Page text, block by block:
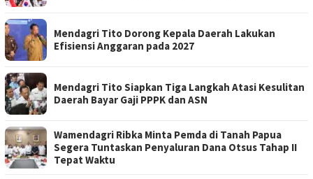
Mendagri Tito Dorong Kepala Daerah Lakukan
Efisiensi Anggaran pada 2027
Mendagri Tito Siapkan Tiga Langkah Atasi Kesulitan
Daerah Bayar Gaji PPPK dan ASN
Wamendagri Ribka Minta Pemda di Tanah Papua
Segera Tuntaskan Penyaluran Dana Otsus Tahap II
Tepat Waktu